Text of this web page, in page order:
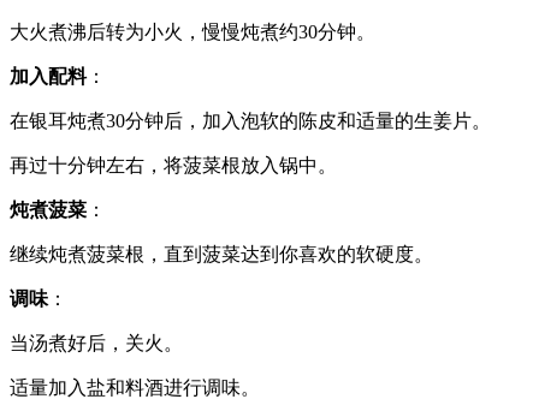
大火煮沸后转为小火，慢慢炖煮约30分钟。
加入配料：
在银耳炖煮30分钟后，加入泡软的陈皮和适量的生姜片。
再过十分钟左右，将菠菜根放入锅中。
炖煮菠菜 ：
继续炖煮菠菜根，直到菠菜达到你喜欢的软硬度。
调味 ：
当汤煮好后，关火。
适量加入盐和料酒进行调味。